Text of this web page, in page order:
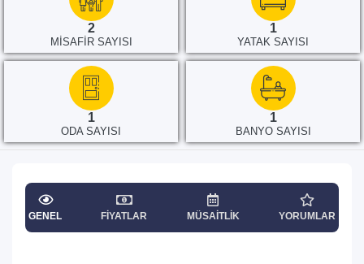
2
MISAFIR SAYISI
1
YATAK SAYISI
1
ODA SAYISI
1
BANYO SAYISI
GENEL FIYATLAR MÜSAITLIK YORUMLAR